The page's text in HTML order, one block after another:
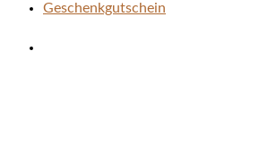
Geschenkgutschein